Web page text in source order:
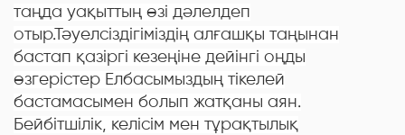
таңда уақыттың өзі дәлелдеп
отыр.Тәуелсіздігіміздің алғашқы таңынан
бастап қазіргі кезеңіне дейінгі оңды
өзгерістер Елбасымыздың тікелей
бастамасымен болып жатқаны аян.
Бейбітшілік, келісім мен тұрақтылық